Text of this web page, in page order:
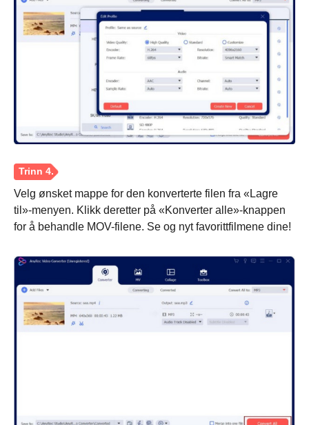
Velg ønsket mappe for den konverterte filen fra «Lagre
til»-menyen. Klikk deretter på «Konverter alle»-knappen
for å behandle MOV-filene. Se og nyt favorittfilmene dine!